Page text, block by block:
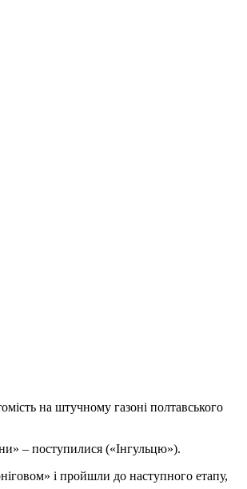
на штучному газоні полтавського
– поступилися («Інгульцю»).
і пройшли до наступного етапу,